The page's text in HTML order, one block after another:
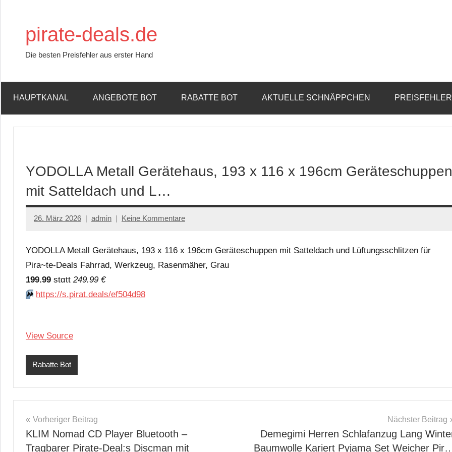
springenpirate-deals.de
Die besten Preisfehler aus erster Hand
HAUPTKANAL ANGEBOTE BOT RABATTE BOT AKTUELLE SCHNÄPPCHEN
YODOLLA Metall Gerätehaus, 193 x 116 x 196cm Geräteschuppen
mit Satteldach und L…
26. März 2026 admin Keine Kommentare
YODOLLA Metall Gerätehaus, 193 x 116 x 196cm Geräteschuppen mit Satteldach und Lüftungsschlitzen für
Pira~te-Deals Fahrrad, Werkzeug, Rasenmäher, Grau
199.99 stαtt 249.99 €
⏩️ https://s.pirat.deals/ef504d98
View Source
Rabatte Bot
Beitragsnavigation
Vorheriger Beitrag
KLIM Nomad CD Player Bluetooth –
Tragbarer Pirate-Deal:s Discman mit
Nächster Beitrag
Demegimi Herren Schlafanzug Lang
Baumwolle Kariert Pyjama Set Weicher